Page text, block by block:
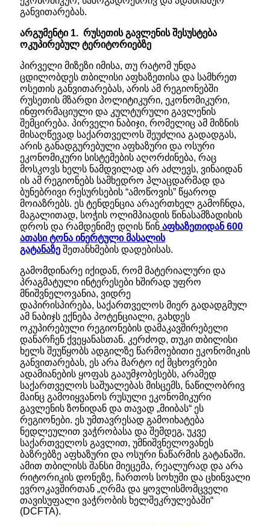
განვითარებას.
არგუმენტი1. რუსეთის გავლენის შესუსტება
ოკუპირებულ ტერიტორიებზე
პირველი მიზეზი იმისა, თუ რატომ უნდა
ცდილობდეს თბილისი აფხაზეთისა და სამხრეთ
ოსეთის განვითარებას, არის ამ რეგიონებში
რუსეთის მზარდი პოლიტიკური, ეკონომიკური,
ინფორმაციული და კულტურული გავლენის
შემცირება. პირველი ნაბიჯი, რომელიც ამ მიზნის
მისაღწევად საქართველოს შეუძლია გადადგას,
არის განადგურებული აფხაზური და ოსური
ეკონომიკური სისტემების აღორძინება, რაც
მოსკოვს ხელს ნამდვილად არ აძლევს, ვინაიდან
ის ამ რეგიონებს სამხედრო პლაცდარმად და
ბუნებრივი რესურსების “ამოწოვის” წყაროდ
მოიაზრებს. ეს ტენდენცია არაერთხელ გამოჩნდა,
მაგალითად, სოჭის ოლიმპიადის წინასამზადისის
დროს და რამდენიმე დღის წინ აფხაზეთიდან 600
ათასი ტონა ინერტული მასალის
გატანაზე შეთანხმების დადებისას.
გამომდინარე იქიდან, რომ მატერიალური და
პრაგმატული ინტერესები ხშირად უფრო
მნიშვნელოვანია, ვიდრე
დაპირისპირება, საქართველოს მიერ გადადგმულ
ამ ნაბიჯს ექნება პოტენციალი, გახდეს
ოკუპირებული რეგიონების დამაკავშირებელი
დანარჩენ ქვეყანასთან. კერძოდ, თუკი თბილისი
ხელს შეუწყობს ადგილზე წარმოებითი ეკონომიკის
განვითარებას, ეს არა მარტო იქ მცხოვრები
ადამიანების ყოფას გააუმჯობესებს, არამედ
საქართველოს საშუალებას მისცემს, ნაწილობრივ
მაინც გამოიყვანოს რუსული ეკონომიკური
გავლენის ზონიდან და თავად „მიიბას“ ეს
რეგიონები. ეს უმთავრესად გამოიხატება
ნედლეულით ვაჭრობასა და შემდეგ, უკვე
საქართველოს გავლით, უმნიშვნელოვანეს
ბაზრებზე აფხაზური და ოსური ნაწარმის გატანაში.
ამით თბილისს შანსი მიეცემა, რეალურად და არა
რიტორიკის დონეზე, ჩართოს სოხუმი და ცხინვალი
ევროკავშირთან „ღრმა და ყოვლისმომცველი
თავისუფალი ვაჭრობის ხელშეკრულებაში“
(DCFTA).